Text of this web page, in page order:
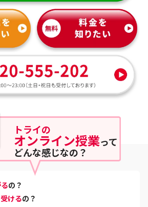
トライの
オンライン授業って
どんな感じなの？
の？
けるの？